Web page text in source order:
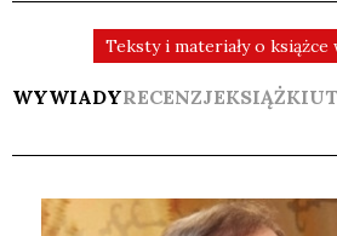
Teksty i materiały o książce
WYWIADYRECENZJEKSIĄŻKI